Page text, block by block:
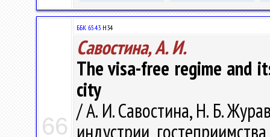
66
ББК 65.43 Н34
Савостина, А. И.
The visa-free regime and
city
/ А. И. Савостина, Н. Б.
индустрии